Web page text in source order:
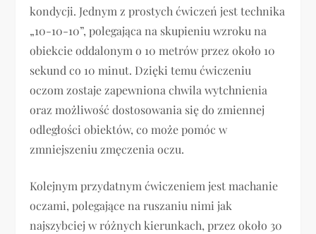
kondycji. Jednym z prostych ćwiczeń jest technika
„10-10-10”, polegająca na skupieniu wzroku na
obiekcie oddalonym o 10 metrów przez około 10
sekund co 10 minut. Dzięki temu ćwiczeniu
oczom zostaje zapewniona chwila wytchnienia
oraz możliwość dostosowania się do zmiennej
odległości obiektów, co może pomóc w
zmniejszeniu zmęczenia oczu.
Kolejnym przydatnym ćwiczeniem jest machanie
oczami, polegające na ruszaniu nimi jak
najszybciej w różnych kierunkach, przez około 30